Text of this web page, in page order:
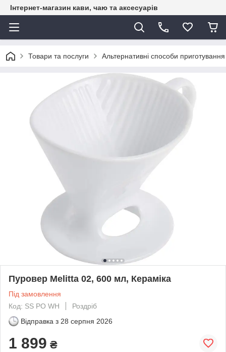
Інтернет-магазин кави, чаю та аксесуарів
Товари та послуги Альтернативні способи
Пуровер Melitta 02, 600 мл, Кераміка
Під замовлення
Код: SS PO WH
Роздріб
Відправка з 28 серпня 2026
1 899 ₴